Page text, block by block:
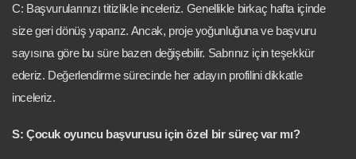
C: Başvurularınızı titizlikle inceleriz. Genellikle birkaç hafta içinde
size geri dönüş yaparız. Ancak, proje yoğunluğuna ve başvuru
sayısına göre bu süre bazen değişebilir. Sabrınız için teşekkür
ederiz. Değerlendirme sürecinde her adayın profilini dikkatle
inceleriz.
S: Çocuk oyuncu başvurusu için özel bir süreç var mı?